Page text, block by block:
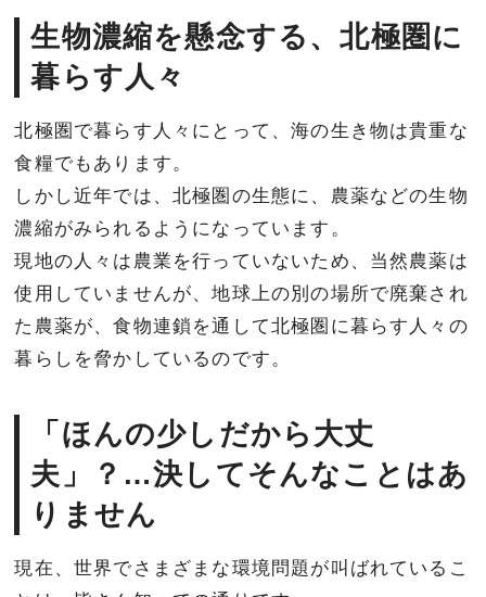
生物濃縮を懸念する、北極圏に
暮らす人々
北極圏で暮らす人々にとって、海の生き物は貴重な
食糧でもあります。
しかし近年では、北極圏の生態に、農薬などの生物
濃縮がみられるようになっています。
現地の人々は農業を行っていないため、当然農薬は
使用していませんが、地球上の別の場所で廃棄され
た農薬が、食物連鎖を通して北極圏に暮らす人々の
暮らしを脅かしているのです。
「ほんの少しだから大丈
夫」？…決してそんなことはあ
りません
現在、世界でさまざまな環境問題が叫ばれているこ